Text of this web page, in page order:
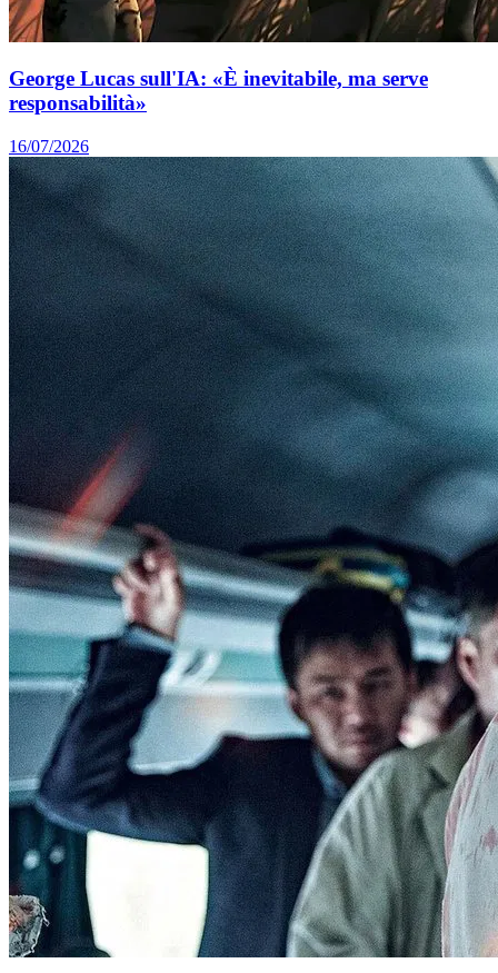
George Lucas sull'IA: «È inevitabile, ma serve
responsabilità»
16/07/2026